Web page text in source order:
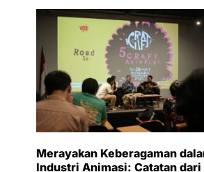
Merayakan Keberagaman
Industri Animasi: Catatan dari